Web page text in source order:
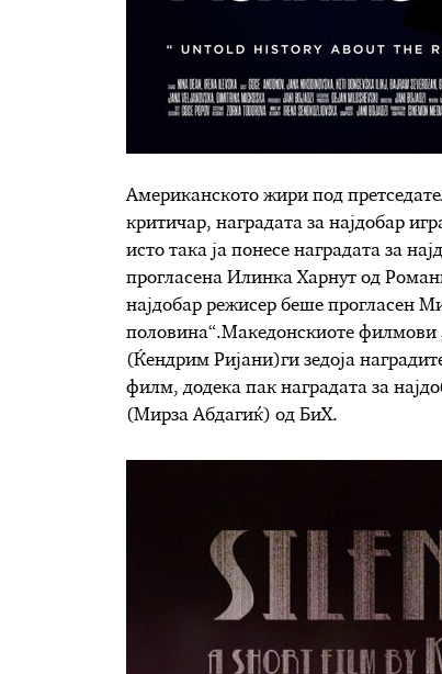
Американското жири под
критичар, наградата за најдобар
исто така ја понесе наградата за
прогласена Илинка Харнут од
најдобар режисер беше прогласен
половина“.Македонскиоте филмови
(Ќендрим Ријани)ги зедоја
филм, додека пак наградата за
(Мирза Абдагиќ) oд БиХ.